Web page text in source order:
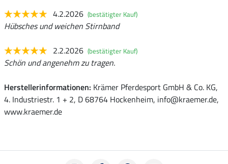
4.2.2026 (bestätigter Kauf)
Hübsches und weichen Stirnband
2.2.2026 (bestätigter Kauf)
Schön und angenehm zu tragen.
Herstellerinformationen: Krämer Pferdesport GmbH & Co. KG,
4. Industriestr. 1 + 2, D 68764 Hockenheim, info@kraemer.de,
www.kraemer.de